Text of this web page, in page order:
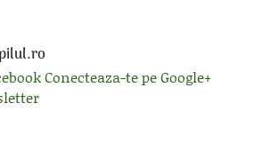
Conecteaza-te pe Google+